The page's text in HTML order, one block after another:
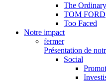
The Ordinary
TOM FORD
Too Faced
Notre impact
fermer
Présentation de
Social